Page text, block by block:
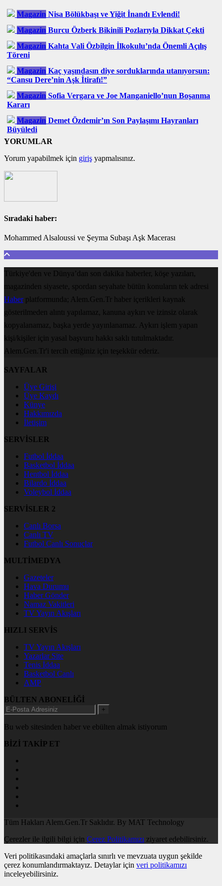
Magazin Nisa Bölükbaşı ve Yiğit İnandı Evlendi!
Magazin Burcu Özberk Bikinili Pozlarıyla Dikkat Çekti
Magazin Kahta Vali Özbilgin İlkokulu’nda Önemli Açılış
Töreni
Magazin Kaç yaşındasın diye sorduklarında utanıyorsun:
“Cansu Dere’nin Aşk İtirafı!”
Magazin Sofia Vergara ve Joe Manganiello’nun Boşanma
Kararı
Magazin Demet Özdemir’ın Son Paylaşımı Hayranları
Büyüledi
YORUMLAR
Yorum yapabilmek için giriş yapmalısınız.
Sıradaki haber:
Mohammed Alsaloussi ve Şeyma Subaşı Aşk Macerası
Türkiye'den ve Dünya’dan son dakika haberler, köşe yazıları,
magazinden siyasete, spordan seyahate bütün konuların tek adresi
Haberplatformunda; Alem.Gen.Tr haber içerikleri kaynak
gösterilmeden alıntı yapılamaz, kanuna aykırı ve izinsiz olarak
kopyalanamaz, başka yerde yayınlanamaz. Aykırı işlem yapan
kişi/kişiler için yasal başvuru hakkı saklı tutulmaktadır.
Alem.Gen.Tr'i tercih ettiğiniz için teşekkür ederiz.
SAYFALAR
Üye Girişi
Üye Kaydı
Künye
Hakkımızda
İletişim
SERVİSLER
Futbol İddaa
Basketbol İddaa
Hentbol İddaa
Bilardo İddaa
Voleybol İddaa
SERVİSLER 2
Canlı Borsa
Canlı TV
Futbol Canlı Sonuçlar
MULTİMEDYA
Gazeteler
Hava Durumu
Haber Gönder
Namaz Vakitleri
TV Yayın Akışları
HIZLI SERVİS
TV Yayın Akışları
Yazarlar Site
Tenis İddaa
Basketbol Canlı
AMP
BÜLTEN ABONELİĞİ
+
Bu web sitesinden haber ve ebülten almak istiyorum
BİZİ TAKİP ET
Tüm Hakları Alem.Gen.Tr Saklıdır. By MAT Technology
Çerezler ile ilgili bilgi için Çerez Politikamızı ziyaret edebilirsiniz.
Veri politikasındaki amaçlarla sınırlı ve mevzuata uygun şekilde
çerez konumlandırmaktayız. Detaylar için veri politikamızı
inceleyebilirsiniz.